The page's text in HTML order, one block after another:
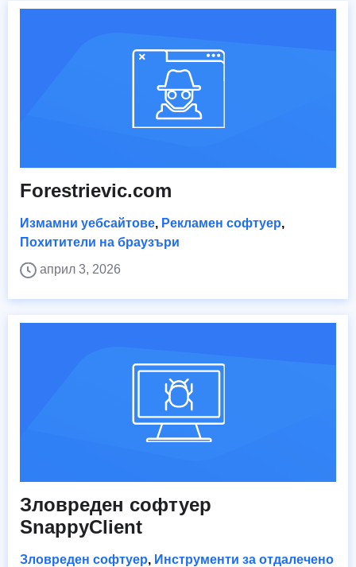
Forestrievic.com
Измамни уебсайтове, Рекламен софтуер,
Похитители на браузъри
април 3, 2026
Зловреден софтуер
SnappyClient
Зловреден софтуер, Инструменти за отдалечено